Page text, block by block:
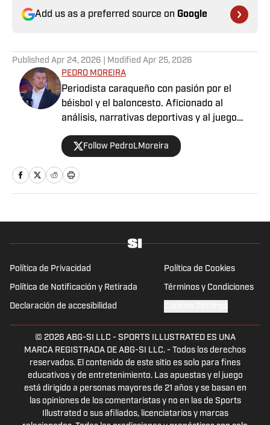
Add us as a preferred source on Google
Published Apr 24, 2026 | Modified Apr 25, 2026
PEDRO MOREIRA
Periodista caraqueño con pasión por el
béisbol y el baloncesto. Aficionado al
análisis, narrativas deportivas y al juego
por convicción, comprometido con contar
Follow PedroLMoreira
Política de Privacidad Política de Cookies
Política de Notificación y Retirada Términos y Condiciones
Declaración de accesibilidad
© 2026 ABG-SI LLC - SPORTS ILLUSTRATED ES UNA
MARCA REGISTRADA DE ABG-SI LLC. - Todos los derechos
reservados. El contenido de este sitio es solo para fines
educativos y de entretenimiento. Las apuestas y el juego
está dirigido a personas mayores de 21 años y se basan en
las opiniones de los comentaristas y no en las de Sports
Illustrated o sus afiliados, licenciatarios y marcas